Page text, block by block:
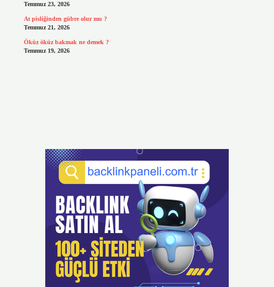
Temmuz 23, 2026
At pisliğinden gübre olur mu ?
Temmuz 21, 2026
Öküz öküz bakmak ne demek ?
Temmuz 19, 2026